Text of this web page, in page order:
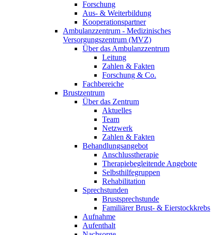
Forschung
Aus- & Weiterbildung
Kooperationspartner
Ambulanzzentrum - Medizinisches
Versorgungszentrum (MVZ)
Über das Ambulanzzentrum
Leitung
Zahlen & Fakten
Forschung & Co.
Fachbereiche
Brustzentrum
Über das Zentrum
Aktuelles
Team
Netzwerk
Zahlen & Fakten
Behandlungsangebot
Anschlusstherapie
Therapiebegleitende Angebote
Selbsthilfegruppen
Rehabilitation
Sprechstunden
Brustsprechstunde
Familiärer Brust- & Eierstockkrebs
Aufnahme
Aufenthalt